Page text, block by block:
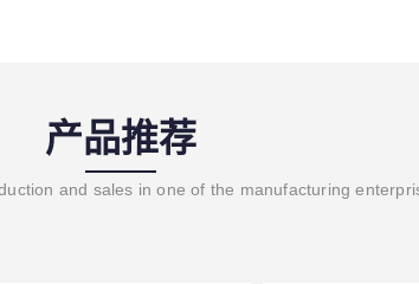
产品推荐
and sales in one of the manufacturing